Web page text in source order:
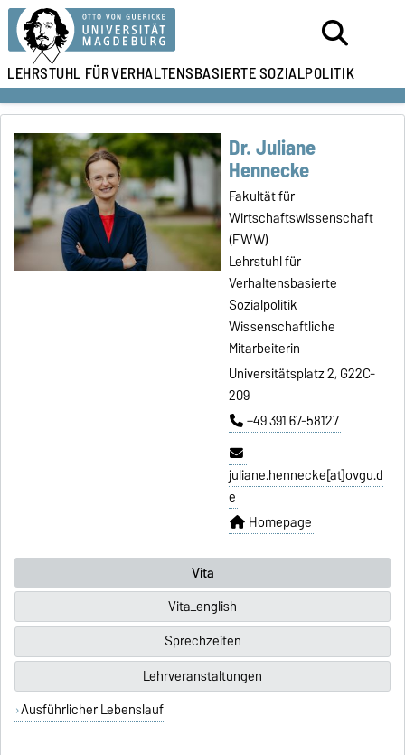
LEHRSTUHL FÜRVERHALTENSBASIERTE SOZIALPOLITIK
Dr. Juliane
Hennecke
Fakultät für
Wirtschaftswissenschaft
(FWW)
Lehrstuhl für
Verhaltensbasierte
Sozialpolitik
Wissenschaftliche
Mitarbeiterin
Universitätsplatz 2, G22C-
209
+49 391 67-58127
juliane.hennecke[at]ovgu.d
e
Homepage
Vita
Vita_english
Sprechzeiten
Lehrveranstaltungen
Ausführlicher Lebenslauf